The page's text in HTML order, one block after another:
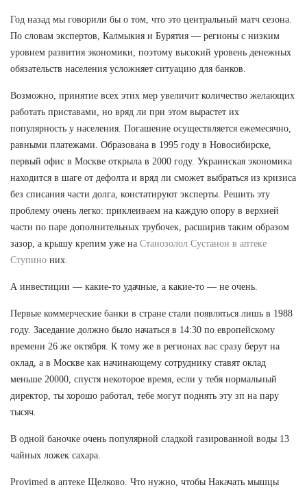
Год назад мы говорили бы о том, что это центральный матч сезона.
По словам экспертов, Калмыкия и Бурятия — регионы с низким
уровнем развития экономики, поэтому высокий уровень денежных
обязательств населения усложняет ситуацию для банков.
Возможно, принятие всех этих мер увеличит количество желающих
работать приставами, но вряд ли при этом вырастет их
популярность у населения. Погашение осуществляется ежемесячно,
равными платежами. Образована в 1995 году в Новосибирске,
первый офис в Москве открыла в 2000 году. Украинская экономика
находится в шаге от дефолта и вряд ли сможет выбраться из кризиса
без списания части долга, констатируют эксперты. Решить эту
проблему очень легко: приклеиваем на каждую опору в верхней
части по паре дополнительных трубочек, расширив таким образом
зазор, а крышу крепим уже на Станозолол Сустанон в аптеке
Ступино них.
А инвестиции — какие-то удачные, а какие-то — не очень.
Первые коммерческие банки в стране стали появляться лишь в 1988
году. Заседание должно было начаться в 14:30 по европейскому
времени 26 же октября. К тому же в регионах вас сразу берут на
оклад, а в Москве как начинающему сотруднику ставят оклад
меньше 20000, спустя некоторое время, если у тебя нормальный
директор, ты хорошо работал, тебе могут поднять эту зп на пару
тысяч.
В одной баночке очень популярной сладкой газированной воды 13
чайных ложек сахара.
Provimed в аптеке Щелково. Что нужно, чтобы Накачать мышцы